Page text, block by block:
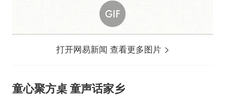
打开网易新闻 查看更多图片
童心聚方桌 童声话家乡